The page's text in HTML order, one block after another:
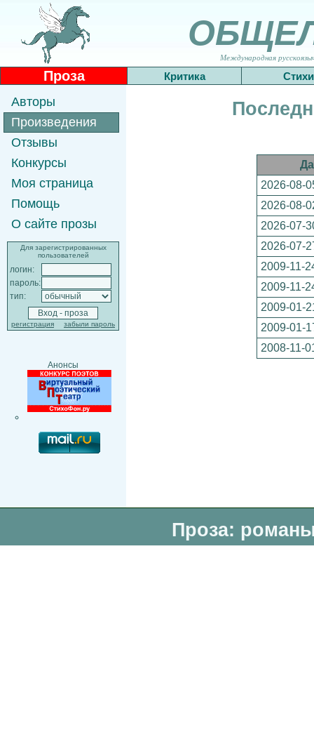
Международная
Проза Критика Стихи
Авторы
Произведения
Отзывы
Конкурсы
Моя страница
Помощь
О сайте прозы
Для зарегистрированных
пользователей
логин:
пароль:
тип:
регистрация забыли пароль
Анонсы
2026-08-
2026-08-
2026-07-
2026-07-
2009-11-
2009-11-
2009-01-
2009-01-
2008-11-
Проза: